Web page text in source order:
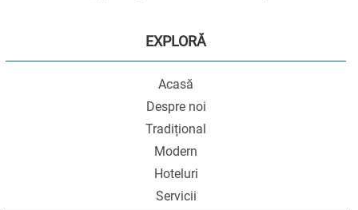
EXPLORĂ
Acasă
Despre noi
Tradițional
Modern
Hoteluri
Servicii